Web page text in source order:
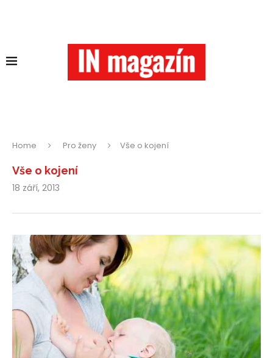
Home Pro ženy Vše o kojení
Vše o kojení
18 září, 2013